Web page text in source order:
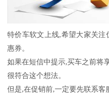
特价车软文上线,希望大家关
惠券。
如果在短信中提示,买车之前将
很符合这个想法。
但是,在促销前,一定要先联系客